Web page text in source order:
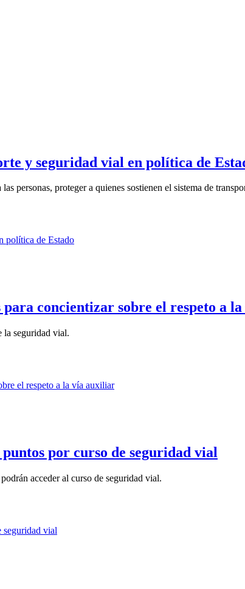
y seguridad vial en política de
personas, proteger a quienes sostienen el sistema de
para concientizar sobre el respeto a
la seguridad vial.
puntos por curso de seguridad vial
acceder al curso de seguridad vial.